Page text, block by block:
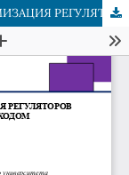
ИНТЕЛЛЕКТУАЛЬНЫЙ СИНТЕЗ И ОПТИМИЗАЦИЯ РЕГУЛЯТОРОВ ДЛЯ ПРОГНОЗНОГО УПРАВЛЕНИЯ РАСХОДОМ ТЕХНОЛОГИЧЕСКИХ СРЕД